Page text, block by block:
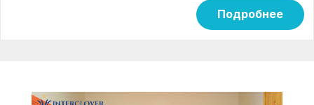
Подробнее
Видеоплеер